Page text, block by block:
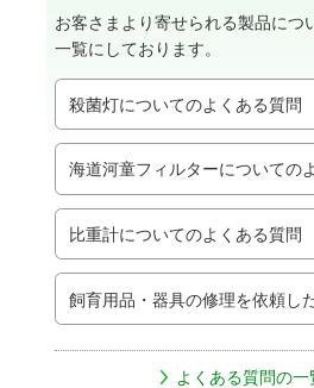
お客さまより寄せられる製品につ
一覧にしております。
殺菌灯についてのよくある質問
海道河童フィルターについての
比重計についてのよくある質問
飼育用品・器具の修理を依頼し
よくある質問の一